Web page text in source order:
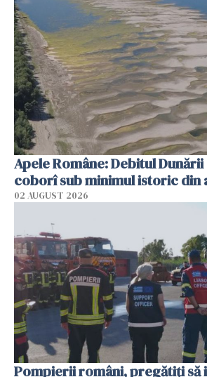
Apele Române: Debitul
coborî sub minimul istoric din
02 AUGUST 2026
Pompierii români, pregătiţi să